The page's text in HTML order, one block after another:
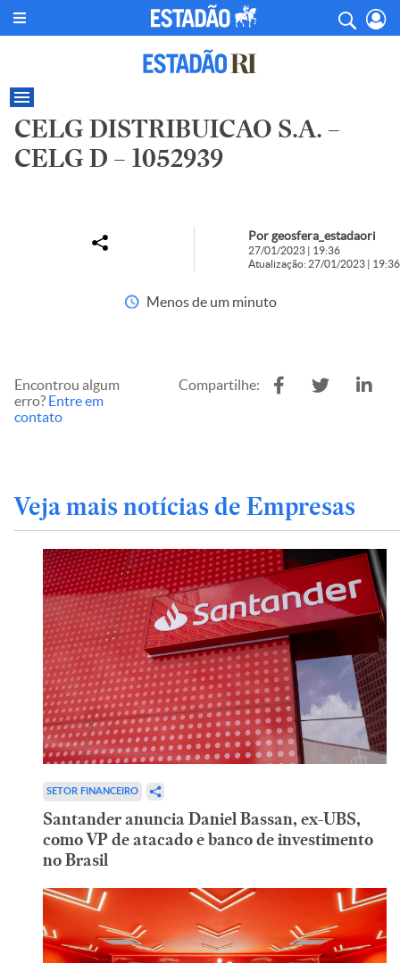
CELG DISTRIBUICAO S.A. –
CELG D – 1052939
Por geosfera_estadaori
27/01/2023 | 19:36
Atualização: 27/01/2023 | 19:36
Menos de um minuto
Encontrou algum
erro? Entre em
contato
Compartilhe:
Veja mais notícias de Empresas
SETOR FINANCEIRO
Santander anuncia Daniel Bassan, ex-UBS,
como VP de atacado e banco de investimento
no Brasil